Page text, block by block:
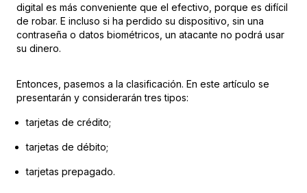
digital es más conveniente que el efectivo, porque es difícil
de robar. E incluso si ha perdido su dispositivo, sin una
contraseña o datos biométricos, un atacante no podrá usar
su dinero.
Entonces, pasemos a la clasificación. En este artículo se
presentarán y considerarán tres tipos:
tarjetas de crédito;
tarjetas de débito;
tarjetas prepagado.